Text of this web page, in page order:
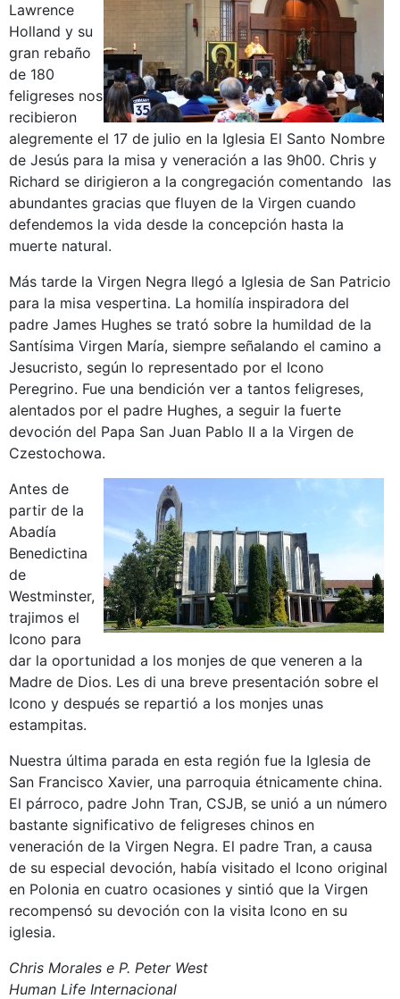
Lawrence
Holland y su
gran rebaño
de 180
feligreses nos
recibieron
alegremente el 17 de julio en la Iglesia El Santo Nombre
de Jesús para la misa y veneración a las 9h00. Chris y
Richard se dirigieron a la congregación comentando las
abundantes gracias que fluyen de la Virgen cuando
defendemos la vida desde la concepción hasta la
muerte natural.
Más tarde la Virgen Negra llegó a Iglesia de San Patricio
para la misa vespertina. La homilía inspiradora del
padre James Hughes se trató sobre la humildad de la
Santísima Virgen María, siempre señalando el camino a
Jesucristo, según lo representado por el Icono
Peregrino. Fue una bendición ver a tantos feligreses,
alentados por el padre Hughes, a seguir la fuerte
devoción del Papa San Juan Pablo II a la Virgen de
Czestochowa.
Antes de
partir de la
Abadía
Benedictina
de
Westminster,
trajimos el
Icono para
dar la oportunidad a los monjes de que veneren a la
Madre de Dios. Les di una breve presentación sobre el
Icono y después se repartió a los monjes unas
estampitas.
Nuestra última parada en esta región fue la Iglesia de
San Francisco Xavier, una parroquia étnicamente china.
El párroco, padre John Tran, CSJB, se unió a un número
bastante significativo de feligreses chinos en
veneración de la Virgen Negra. El padre Tran, a causa
de su especial devoción, había visitado el Icono original
en Polonia en cuatro ocasiones y sintió que la Virgen
recompensó su devoción con la visita Icono en su
iglesia.
Chris Morales e P. Peter West
Human Life Internacional